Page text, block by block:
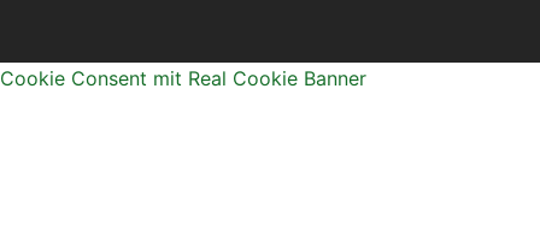
Cookie Consent mit Real Cookie Banner